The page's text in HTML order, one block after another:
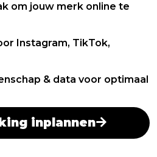
om jouw merk online te
Instagram, TikTok,
& data voor optimaal
inplannen